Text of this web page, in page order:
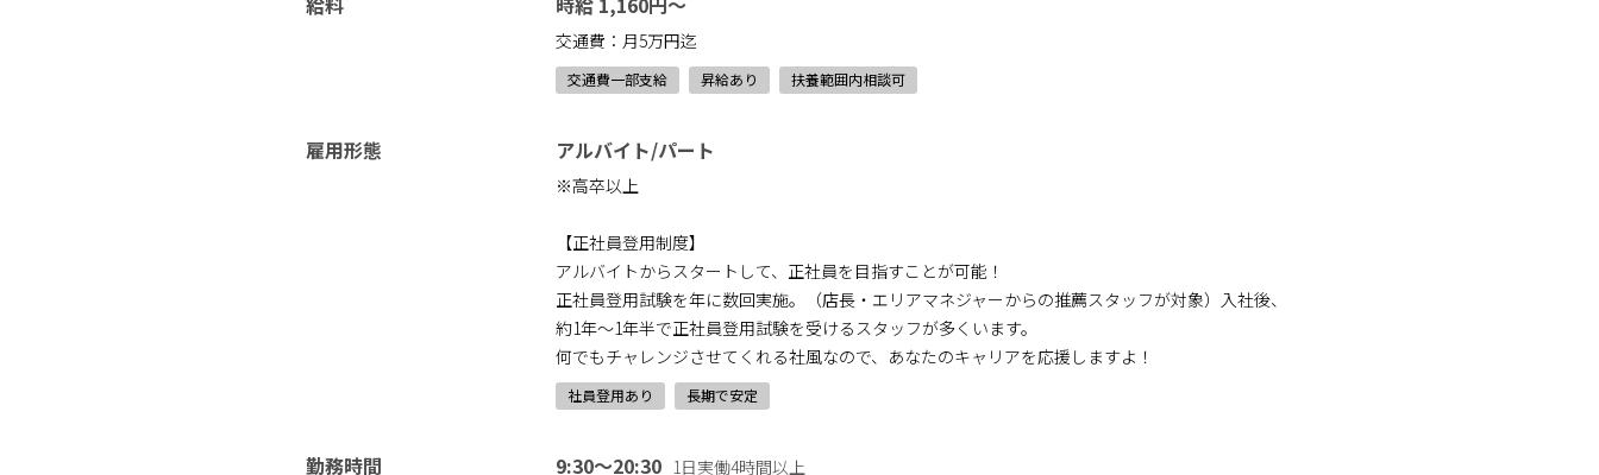
交通費：月5万円迄
交通費一部支給 昇給あり 扶養範囲内相談可
雇用形態 アルバイト/パート
※高卒以上
【正社員登用制度】
アルバイトからスタートして、正社員を目指すことが可能！
正社員登用試験を年に数回実施。（店長・エリアマネジャーからの推薦スタッフが対象）入社後、
約1年～1年半で正社員登用試験を受けるスタッフが多くいます。
何でもチャレンジさせてくれる社風なので、あなたのキャリアを応援しますよ！
社員登用あり 長期で安定
勤務時間 9:30～20:30 1日実働4時間以上